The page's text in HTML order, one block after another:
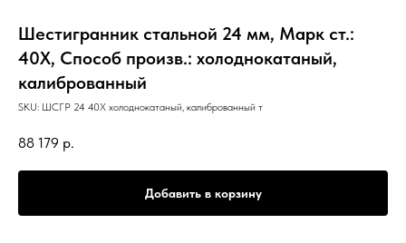
Шестигранник стальной 24 мм, Марк ст.:
40Х, Способ произв.: холоднокатаный,
калиброванный
SKU: ШСГР 24 40Х холоднокатаный, калиброванный т
88 179 р.
Добавить в корзину